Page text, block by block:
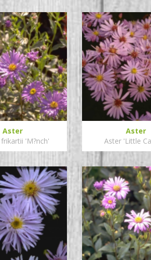
Aster
'M?nch'
Aster
Aster 'Little